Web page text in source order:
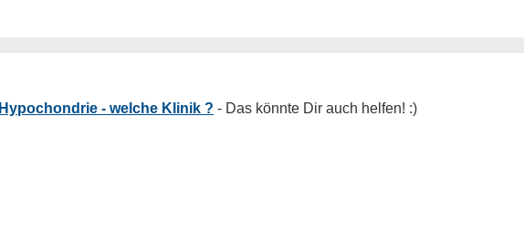
Hypochondrie - welche Klinik ?